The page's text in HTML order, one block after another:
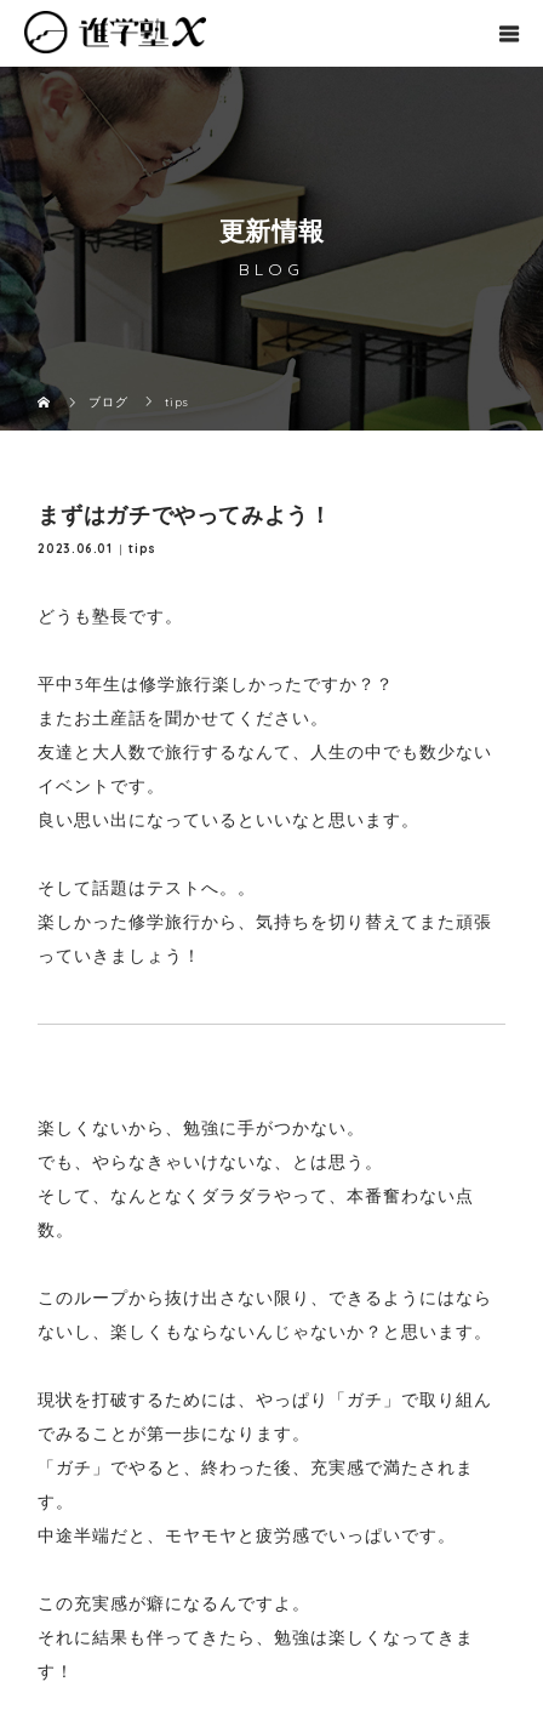
更新情報
BLOG
ブログ tips
まずはガチでやってみよう！
2023.06.01 tips
どうも塾長です。
平中3年生は修学旅行楽しかったですか？？
またお土産話を聞かせてください。
友達と大人数で旅行するなんて、人生の中でも数少ない
イベントです。
良い思い出になっているといいなと思います。
そして話題はテストへ。。
楽しかった修学旅行から、気持ちを切り替えてまた頑張
っていきましょう！
楽しくないから、勉強に手がつかない。
でも、やらなきゃいけないな、とは思う。
そして、なんとなくダラダラやって、本番奮わない点
数。
このループから抜け出さない限り、できるようにはなら
ないし、楽しくもならないんじゃないか？と思います。
現状を打破するためには、やっぱり「ガチ」で取り組ん
でみることが第一歩になります。
「ガチ」でやると、終わった後、充実感で満たされま
す。
中途半端だと、モヤモヤと疲労感でいっぱいです。
この充実感が癖になるんですよ。
それに結果も伴ってきたら、勉強は楽しくなってきま
す！